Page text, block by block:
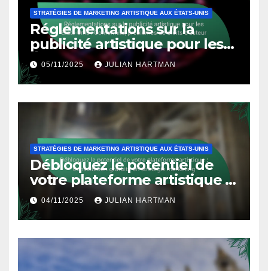
STRATÉGIES DE MARKETING ARTISTIQUE AUX ÉTATS-UNIS
Réglementations sur la
publicité artistique pour les
États-Unis : Conformité,
problèmes de droits d’auteur
05/11/2025 JULIAN HARTMAN
STRATÉGIES DE MARKETING ARTISTIQUE AUX ÉTATS-UNIS
Débloquez le potentiel de
votre plateforme artistique :
Consultation gratuite en
stratégie marketing
04/11/2025 JULIAN HARTMAN